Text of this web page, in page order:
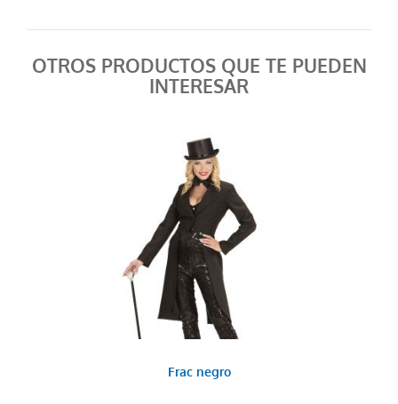
OTROS PRODUCTOS QUE TE PUEDEN
INTERESAR
Frac negro